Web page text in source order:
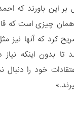
بر این باورند که
چیزی است که
کرد که آنها نیز
تا بدون اینکه نیاز
خود را دنبال